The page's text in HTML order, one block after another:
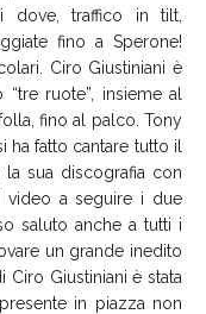
dove, traffico in tilt,
fino a Sperone!
Ciro Giustiniani è
ruote”, insieme al
fino al palco. Tony
fatto cantare tutto il
sua discografia con
video a seguire i due
saluto anche a tutti i
un grande inedito
Giustiniani è stata
in piazza non